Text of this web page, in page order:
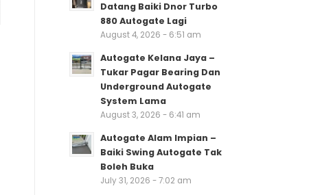
Datang Baiki Dnor Turbo
880 Autogate Lagi
August 4, 2026 - 6:51 am
Autogate Kelana Jaya –
Tukar Pagar Bearing Dan
Underground Autogate
System Lama
August 3, 2026 - 6:41 am
Autogate Alam Impian –
Baiki Swing Autogate Tak
Boleh Buka
July 31, 2026 - 7:02 am